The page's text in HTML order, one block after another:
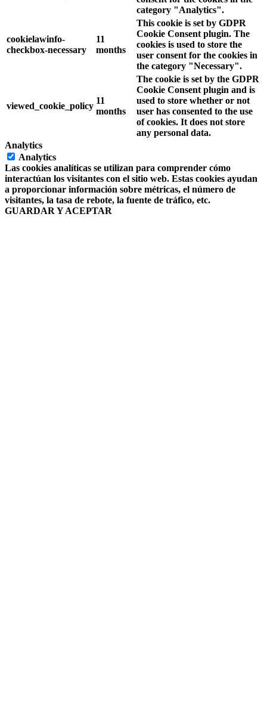
category "Analytics".
cookielawinfo-
checkbox-necessary
11
months
This cookie is set by GDPR
Cookie Consent plugin. The
cookies is used to store the
user consent for the cookies in
the category "Necessary".
viewed_cookie_policy
11
months
The cookie is set by the GDPR
Cookie Consent plugin and is
used to store whether or not
user has consented to the use
of cookies. It does not store
any personal data.
Analytics
Analytics
Las cookies analíticas se utilizan para comprender cómo
interactúan los visitantes con el sitio web. Estas cookies ayudan
a proporcionar información sobre métricas, el número de
visitantes, la tasa de rebote, la fuente de tráfico, etc.
GUARDAR Y ACEPTAR